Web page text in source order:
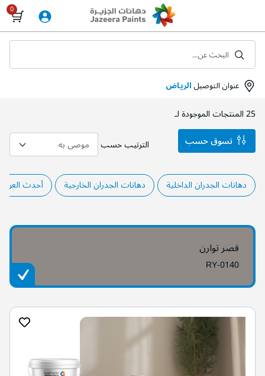
Content
عنوان التوصيلالرياض
البحث عن...
25المنتجات الموجودة لـ
الترتيب حسب
دهانات الجدران الداخلية دهانات الجدران الخارجية أحدث
قصر توارن
RY-0140
تسوق حسب